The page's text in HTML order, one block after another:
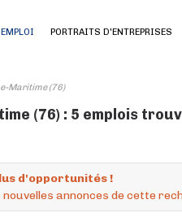
PORTRAITS D'ENTREPRISES
Maritime (76)
(76) : 5 emplois
d'opportunités !
nouvelles annonces de cette